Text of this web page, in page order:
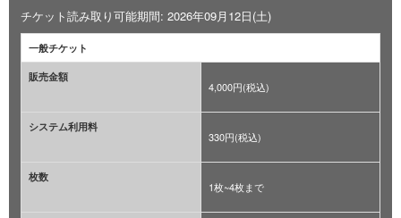
チケット読み取り可能期間: 2026年09月12日(土)
一般チケット
販売金額
4,000円(税込)
システム利用料
330円(税込)
枚数
1枚~4枚まで